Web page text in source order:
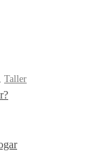
, Taller
azúcar